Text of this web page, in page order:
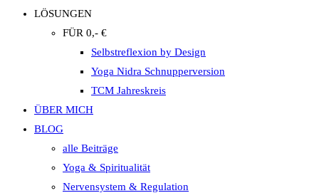
LÖSUNGEN
FÜR 0,- €
Selbstreflexion by Design
Yoga Nidra Schnupperversion
TCM Jahreskreis
ÜBER MICH
BLOG
alle Beiträge
Yoga & Spiritualität
Nervensystem & Regulation